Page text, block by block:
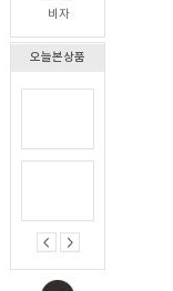
비자
오늘본상품